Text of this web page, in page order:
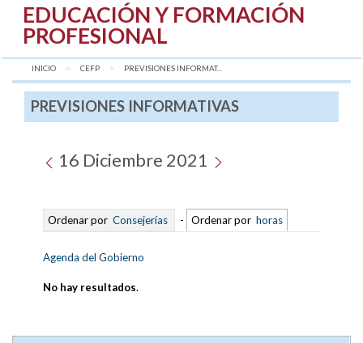
EDUCACIÓN Y FORMACIÓN
PROFESIONAL
INICIO CEFP AQUÍ:
PREVISIONES INFORMAT...
PREVISIONES INFORMATIVAS
16 Diciembre 2021
Ordenar por Consejerías - Ordenar por horas
Agenda del Gobierno
No hay resultados.